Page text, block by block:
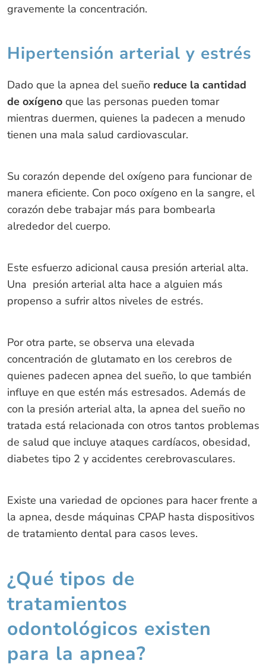
gravemente la concentración.
Hipertensión arterial y estrés
Dado que la apnea del sueño reduce la cantidad
de oxígenoque las personas pueden tomar
mientras duermen, quienes la padecen a menudo
tienen una mala salud cardiovascular.
Su corazón depende del oxígeno para funcionar de
manera eficiente. Con poco oxígeno en la sangre, el
corazón debe trabajar más para bombearla
alrededor del cuerpo.
Este esfuerzo adicional causa presión arterial alta.
Una presión arterial alta hace a alguien más
propenso a sufrir altos niveles de estrés.
Por otra parte, se observa una elevada
concentración de glutamato en los cerebros de
quienes padecen apnea del sueño, lo que también
influye en que estén más estresados. Además de
con la presión arterial alta, la apnea del sueño no
tratada está relacionada con otros tantos problemas
de salud que incluye ataques cardíacos, obesidad,
diabetes tipo 2 y accidentes cerebrovasculares.
Existe una variedad de opciones para hacer frente a
la apnea, desde máquinas CPAP hasta dispositivos
de tratamiento dental para casos leves.
¿Qué tipos de
tratamientos
odontológicos existen
para la apnea?